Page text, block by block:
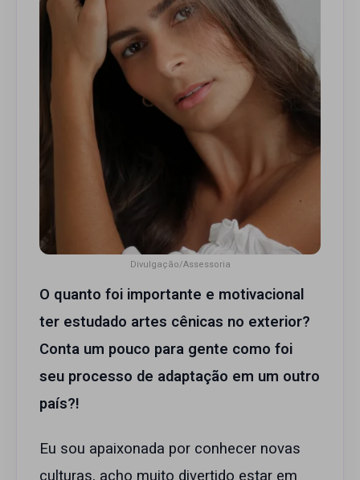
Divulgação/Assessoria
O quanto foi importante e motivacional
ter estudado artes cênicas no exterior?
Conta um pouco para gente como foi
seu processo de adaptação em um outro
país?!
Eu sou apaixonada por conhecer novas